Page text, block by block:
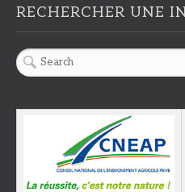
RECHERCHER UNE